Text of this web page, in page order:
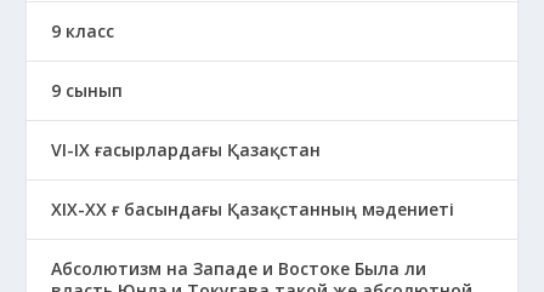
9 класс
9 сынып
VI-IX ғасырлардағы Қазақстан
XIХ-XX ғ басындағы Қазақстанның мәдениеті
Абсолютизм на Западе и Востоке Была ли